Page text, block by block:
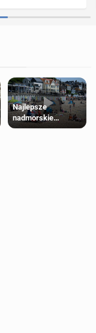
Najlepsze
nadmorskie
miasteczko blisko